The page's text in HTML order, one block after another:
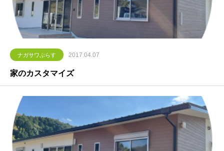
ナガサワぷらす 2017.04.07
家のカスタマイズ